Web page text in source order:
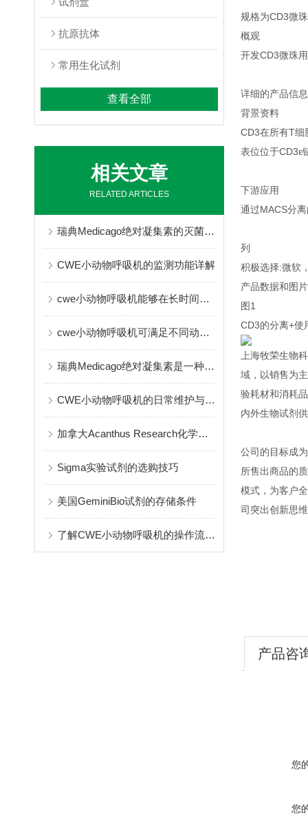
抗原抗体
常用生化试剂
查看全部
相关文章
RELATED ARTICLES
瑞典Medicago绝对凝集素的灭菌方式
CWE小动物呼吸机的监测功能详解
cwe小动物呼吸机能够在长时间实验中保持一致的输出
cwe小动物呼吸机可满足不同动物的生理需要
瑞典Medicago绝对凝集素是一种创新的免疫疗法
CWE小动物呼吸机的日常维护与保养指南
加拿大Acanthus Research化学试剂的作用与应用
Sigma实验试剂的选购技巧
美国GeminiBio试剂的存储条件
了解CWE小动物呼吸机的操作流程与维护
规格为CD3微
概观
开发CD3微珠
详细的产品信息
背景资料
CD3在所有T细
表位位于CD3ε
下游应用
通过MACS分
列
积极选择:微软
产品数据和图
图1
CD3的分离+使
上海牧荣生物
域，以销售为
验耗材和消耗
内外生物试剂
公司的目标成
所售出商品的
模式，为客户
司突出创新思
产品咨
您
您